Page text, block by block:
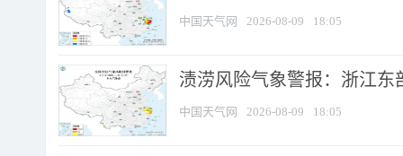
中国天气网 2026-08-09 18:05
渍涝风险气象警报：浙江
中国天气网 2026-08-09 18:05